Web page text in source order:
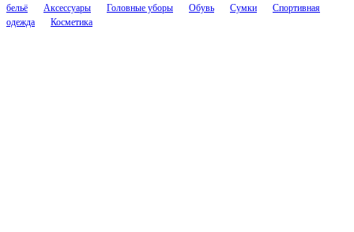
бельё
Аксессуары Головные уборы Обувь Сумки
Спортивная
одежда
Косметика